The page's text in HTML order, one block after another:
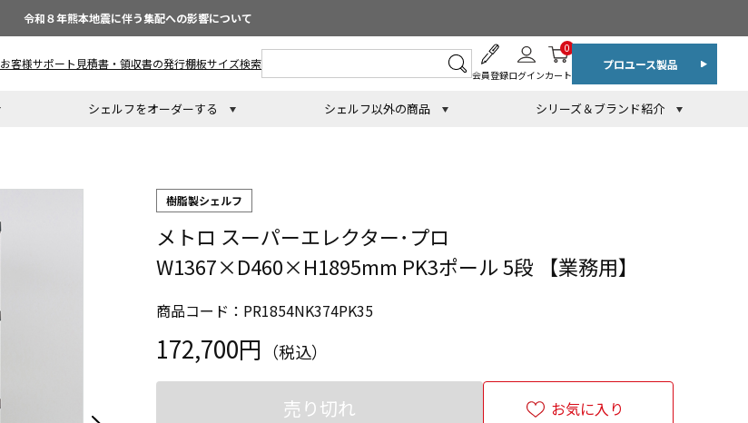
令和８年熊本地震に伴う集配への影響について
お客様サポート 見積書・領収書の発行棚板サイズ検索
会員登録ログインカート
0
プロユース製品
シェルフをオーダーする シェルフ以外の商品 シリーズ＆ブランド紹介
樹脂製シェルフ
メトロ スーパーエレクター･プロ
W1367×D460×H1895mm PK3ポール 5段 【業務用】
商品コード：PR1854NK374PK35
172,700円 （税込）
売り切れ お気に入り